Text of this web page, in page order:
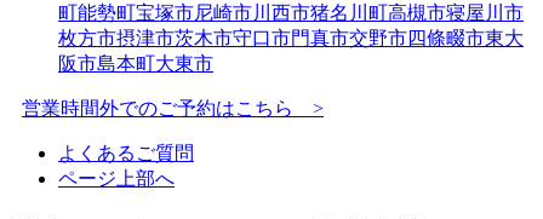
町能勢町宝塚市尼崎市川西市猪名川町高槻市寝屋川市
枚方市摂津市茨木市守口市門真市交野市四條畷市東大
阪市島本町大東市
営業時間外でのご予約はこちら >
よくあるご質問
ページ上部へ